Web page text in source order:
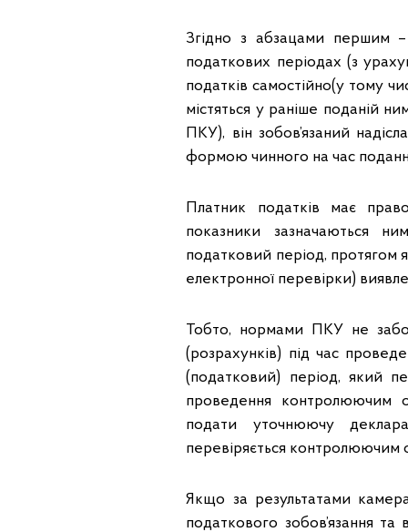
Згідно з абзацами першим
податкових періодах (з
податків самостійно(у тому
містяться у раніше поданій
ПКУ), він зобов’язаний
формою чинного на час
Платник податків має
показники зазначаються
податковий період, протягом
електронної перевірки)
Тобто, нормами ПКУ не
(розрахунків) під час
(податковий) період, який
проведення контролюючим
подати уточнюючу
перевіряється контролюючим
Якщо за результатами
податкового зобов’язання